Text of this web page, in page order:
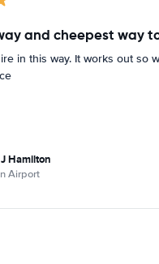
in this way. It works out so
Hamilton
Airport